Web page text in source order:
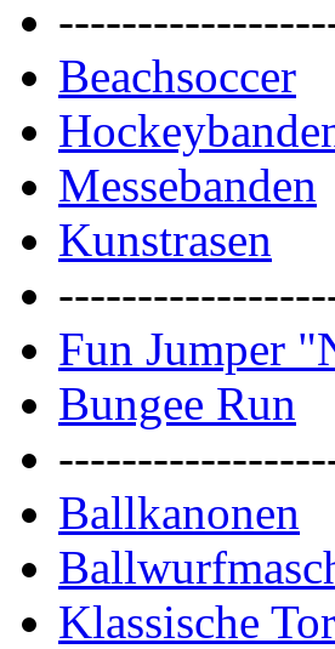
Beachsoccer
Messebanden
Kunstrasen
Fun Jumper
Bungee Run
Ballkanonen
Klassische